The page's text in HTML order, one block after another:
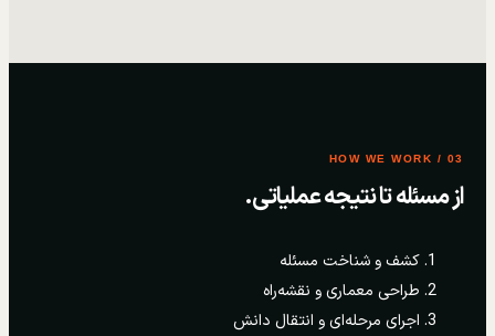
03 / HOW WE WORK
از مسئله تا نتیجه عملیاتی.
کشف و شناخت مسئله
طراحی معماری و نقشه‌راه
اجرای مرحله‌ای و انتقال دانش